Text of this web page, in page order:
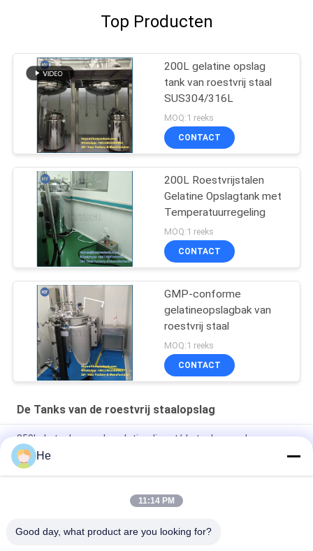
Top Producten
200L gelatine opslag
tank van roestvrij staal
SUS304/316L
MOQ:1 reeks
CONTACT
200L Roestvrijstalen
Gelatine Opslagtank met
Temperatuurregeling
MOQ:1 reeks
CONTACT
GMP-conforme
gelatineopslagbak van
roestvrij staal
MOQ:1 reeks
CONTACT
De Tanks van de roestvrij staalopslag
350L de tanks van de gelatinedienst/de tanks van de
gelatineontvanger voor het opslaan van de gelatine
100L de Smeltende Tank van de roestvrij staalgelatine voor
He
11:14 PM
Good day, what product are you looking for?